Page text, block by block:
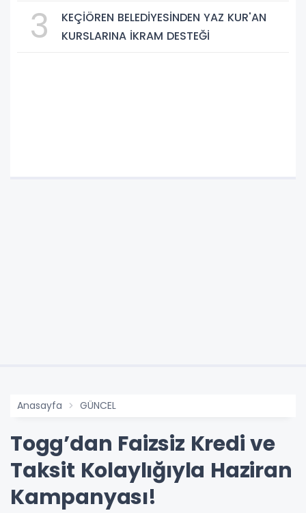
3
KEÇİÖREN BELEDİYESİNDEN YAZ KUR'AN
KURSLARINA İKRAM DESTEĞİ
Anasayfa GÜNCEL
Togg’dan Faizsiz Kredi ve
Taksit Kolaylığıyla Haziran
Kampanyası!